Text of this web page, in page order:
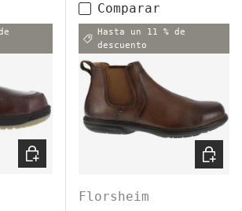
ELEGIR OPCIONES
Comparar
Hasta un 11 % de
descuento
Florsheim